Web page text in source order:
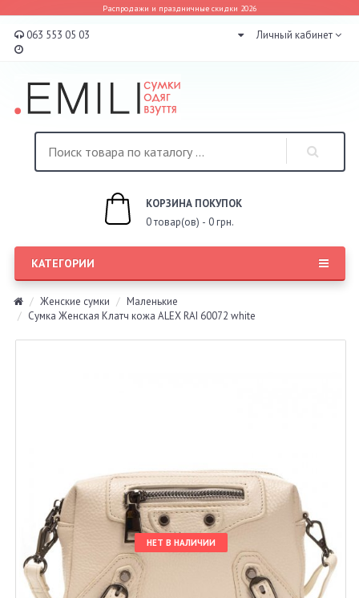
Распродажи и праздничные скидки 2026
063 553 05 03 Личный кабинет
КОРЗИНА ПОКУПОК
0 товар(ов) - 0 грн.
КАТЕГОРИИ
Женские сумки
Маленькие
Сумка Женская Клатч кожа ALEX RAI 60072 white
НЕТ В НАЛИЧИИ